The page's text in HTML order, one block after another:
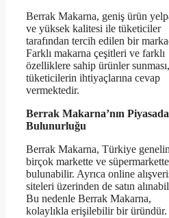
Berrak Makarna, geniş ürün
ve yüksek kalitesi ile tüketiciler
tarafından tercih edilen bir
Farklı makarna çeşitleri ve farklı
özelliklere sahip ürünler sunması,
tüketicilerin ihtiyaçlarına cevap
vermektedir.
Berrak Makarna’nın Piyasada
Bulunurluğu
Berrak Makarna, Türkiye
birçok markette ve süpermarkette
bulunabilir. Ayrıca online
siteleri üzerinden de satın
Bu nedenle Berrak Makarna,
kolaylıkla erişilebilir bir üründür.